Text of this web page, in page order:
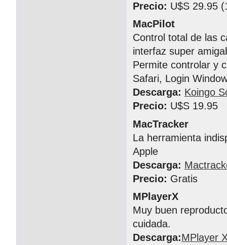
Precio: U$S 29.95
MacPilot
Control total de las
interfaz super
Permite controlar y
Safari, Login
Descarga: Koingo
Precio: U$S 19.95
MacTracker
La herramienta
Apple
Descarga:
Precio: Gratis
MPlayerX
Muy buen
cuidada.
Descarga:MPlayer